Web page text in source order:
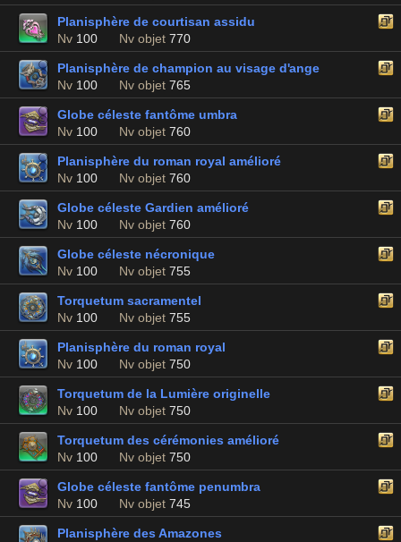
Planisphère de courtisan assidu
Nv 100 Nv objet 770
Planisphère de champion au visage d'ange
Nv 100 Nv objet 765
Globe céleste fantôme umbra
Nv 100 Nv objet 760
Planisphère du roman royal amélioré
Nv 100 Nv objet 760
Globe céleste Gardien amélioré
Nv 100 Nv objet 760
Globe céleste nécronique
Nv 100 Nv objet 755
Torquetum sacramentel
Nv 100 Nv objet 755
Planisphère du roman royal
Nv 100 Nv objet 750
Torquetum de la Lumière originelle
Nv 100 Nv objet 750
Torquetum des cérémonies amélioré
Nv 100 Nv objet 750
Globe céleste fantôme penumbra
Nv 100 Nv objet 745
Planisphère des Amazones